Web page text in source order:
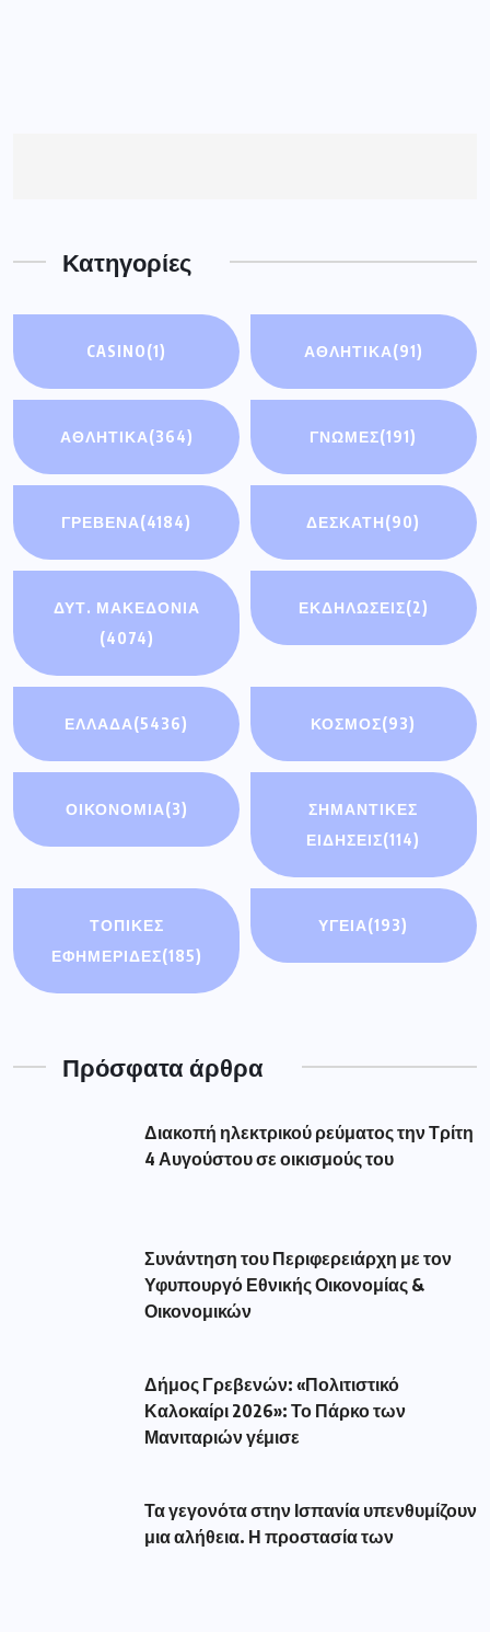
Κατηγορίες
CASINO(1) ΑΘΛΗΤΙΚΆ(91)
ΑΘΛΗΤΙΚΑ(364) ΓΝΩΜΕΣ(191)
ΓΡΕΒΕΝΑ(4184) ΔΕΣΚΑΤΗ(90)
ΔΥΤ. ΜΑΚΕΔΟΝΙΑ
(4074)
ΕΚΔΗΛΩΣΕΙΣ(2)
ΕΛΛΑΔΑ(5436) ΚΟΣΜΟΣ(93)
ΟΙΚΟΝΟΜΊΑ(3)
ΣΗΜΑΝΤΙΚΈΣ
ΕΙΔΉΣΕΙΣ(114)
ΤΟΠΙΚΕΣ
ΕΦΗΜΕΡΙΔΕΣ(185)
ΥΓΕΙΑ(193)
Πρόσφατα άρθρα
Διακοπή ηλεκτρικού ρεύματος την Τρίτη
4 Αυγούστου σε οικισμούς του
Συνάντηση του Περιφερειάρχη με τον
Υφυπουργό Εθνικής Οικονομίας &
Οικονομικών
Δήμος Γρεβενών: «Πολιτιστικό
Καλοκαίρι 2026»: Το Πάρκο των
Μανιταριών γέμισε
Τα γεγονότα στην Ισπανία υπενθυμίζουν
μια αλήθεια. Η προστασία των